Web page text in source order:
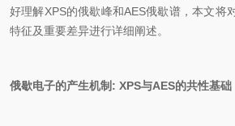
好理解XPS的俄歇峰和AES俄歇谱，本文将
特征及重要差异进行详细阐述。
俄歇电子的产生机制: XPS与AES的共性基础